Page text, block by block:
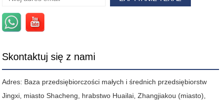
Skontaktuj się z nami
Adres: Baza przedsiębiorczości małych i średnich przedsiębiorstw
Jingxi, miasto Shacheng, hrabstwo Huailai, Zhangjiakou (miasto),